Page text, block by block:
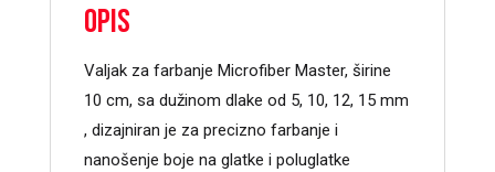
Opis
Valjak za farbanje Microfiber Master, širine
10 cm, sa dužinom dlake od 5, 10, 12, 15 mm
, dizajniran je za precizno farbanje i
nanošenje boje na glatke i poluglatke